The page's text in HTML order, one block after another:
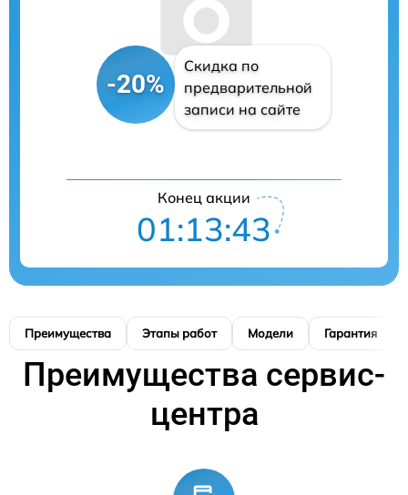
-20%
Скидка по
предварительной
записи на сайте
Конец акции
01:13:42
Преимущества Этапы работ Модели Гарантия
Преимущества сервис-
центра